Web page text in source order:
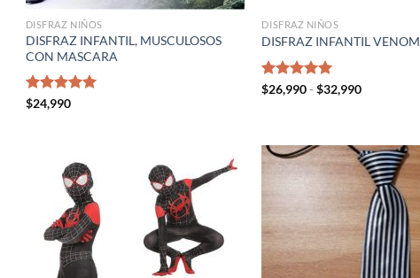
DISFRAZ NIÑOS
DISFRAZ INFANTIL, MUSCULOSOS
CON MASCARA
Valorado
$24,990
DISFRAZ NIÑOS
DISFRAZ INFANTIL VENOM
Valorado
$26,990 - $32,990Rango
hasta
$32,990